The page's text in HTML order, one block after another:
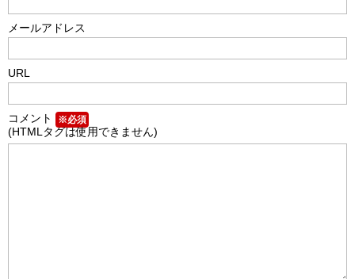
メールアドレス
URL
コメント ※必須
(HTMLタグは使用できません)